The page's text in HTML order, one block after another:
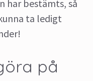
har bestämts, så
ta ledigt
på